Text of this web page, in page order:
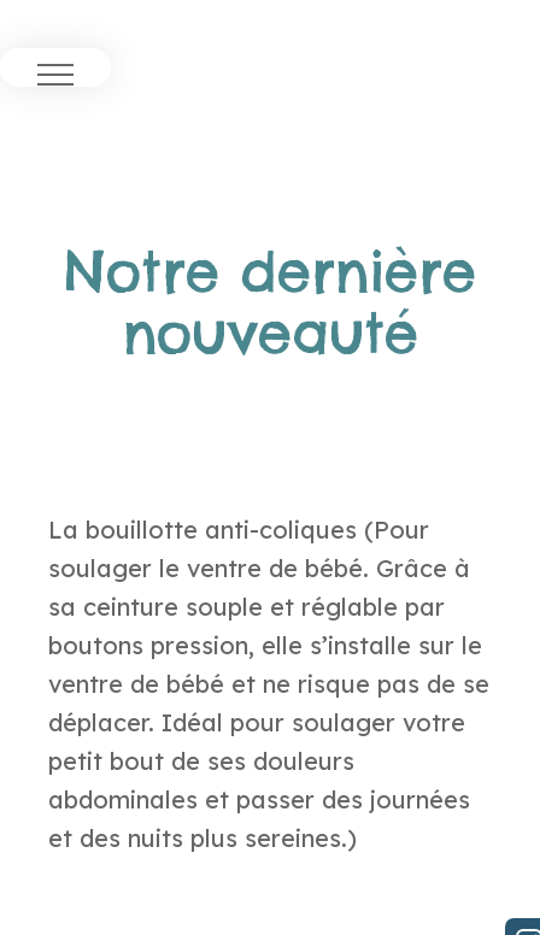
Notre dernière
nouveauté
La bouillotte anti-coliques (Pour
soulager le ventre de bébé. Grâce à
sa ceinture souple et réglable par
boutons pression, elle s’installe sur le
ventre de bébé et ne risque pas de se
déplacer. Idéal pour soulager votre
petit bout de ses douleurs
abdominales et passer des journées
et des nuits plus sereines.)